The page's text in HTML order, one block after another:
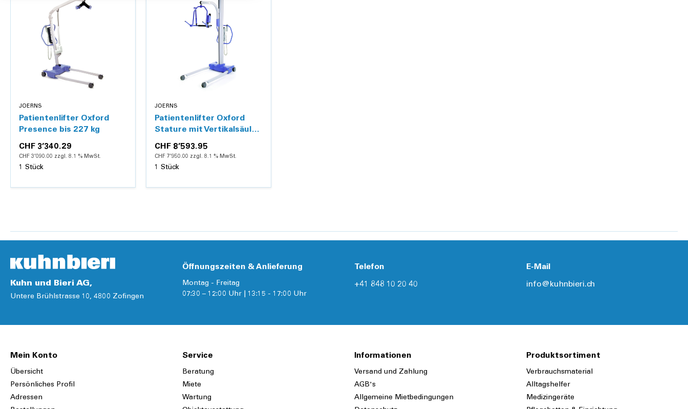
JOERNS
Patientenlifter Oxford
Presence bis 227 kg
CHF 3’340.29
CHF 3’090.00 zzgl. 8.1 % MwSt.
1 Stück
JOERNS
Patientenlifter Oxford
Stature mit Vertikalsäule
bis 227 kg
CHF 8’593.95
CHF 7’950.00 zzgl. 8.1 % MwSt.
1 Stück
Kuhn und Bieri AG,
Untere Brühlstrasse 10, 4800 Zofingen
Öffnungszeiten & Anlieferung
Montag - Freitag
07:30 – 12:00 Uhr | 13:15 - 17:00 Uhr
Telefon
+41 848 10 20 40
E-Mail
info@kuhnbieri.ch
Mein Konto
Übersicht
Persönliches Profil
Adressen
Service
Beratung
Miete
Wartung
Informationen
Versand und Zahlung
AGB's
Allgemeine Mietbedingungen
Produktsortiment
Verbrauchsmaterial
Alltagshelfer
Medizingeräte